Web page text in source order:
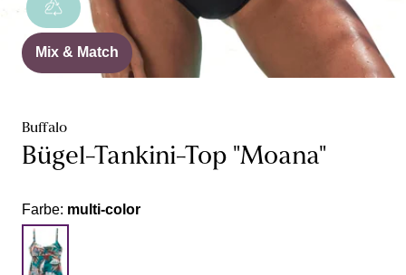
Mix & Match
Buffalo
Bügel-Tankini-Top "Moana"
Farbe: multi-color